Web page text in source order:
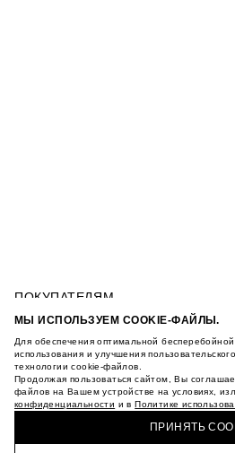
МЫ ИСПОЛЬЗУЕМ COOKIE-ФАЙЛЫ.
Для обеспечения оптимальной
использования и улучшения
технологии cookie-файлов.
Продолжая пользоваться сайтом, Вы
файлов на Вашем устройстве на условиях,
конфиденциальности и вПолитике
ПРИНЯТЬ
ПОКУПАТЕЛЯМ
УСЛОВИЯ ИСПОЛЬЗОВАНИЯ
ПОЛИТИКА
ПОЛИТИКА COOKIE
УСЛОВИЯ ПОКУПКИ
О НАС
ЗАМШЕВЫЕ БОСОНОЖКИ НА КАБЛУКЕ
КУПИТЬ + ПОЛУЧИТЬ В